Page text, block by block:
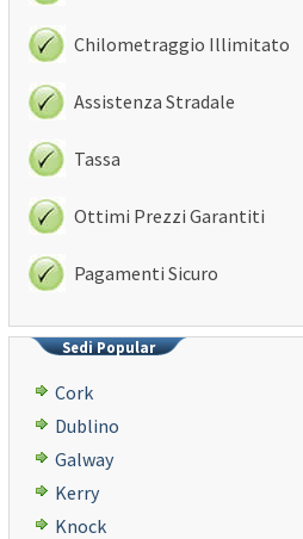
Chilometraggio Illimitato
Assistenza Stradale
Tassa
Ottimi Prezzi Garantiti
Pagamenti Sicuro
Sedi Popular
Cork
Dublino
Galway
Kerry
Knock